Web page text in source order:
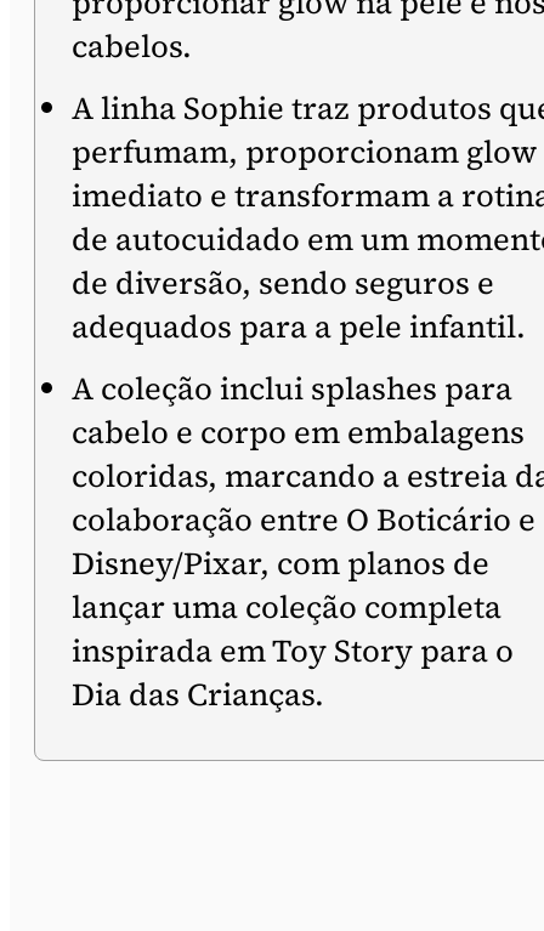
cabelos.
A linha Sophie traz produtos
perfumam, proporcionam glow
imediato e transformam a
de autocuidado em um
de diversão, sendo seguros e
adequados para a pele infantil.
A coleção inclui splashes para
cabelo e corpo em embalagens
coloridas, marcando a estreia
colaboração entre O Boticário e
Disney/Pixar, com planos de
lançar uma coleção completa
inspirada em Toy Story para o
Dia das Crianças.